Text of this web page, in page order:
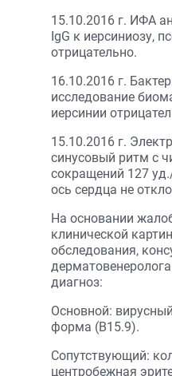
15.10.2016 г. ИФА
IgG к иерсиниозу,
отрицательно.
16.10.2016 г.
исследование
иерсинии
15.10.2016 г.
синусовый ритм с
сокращений 127
ось сердца не
На основании
клинической
обследования,
диагноз:
Основной:
форма (B15.9).
Сопутствующий:
центробежная